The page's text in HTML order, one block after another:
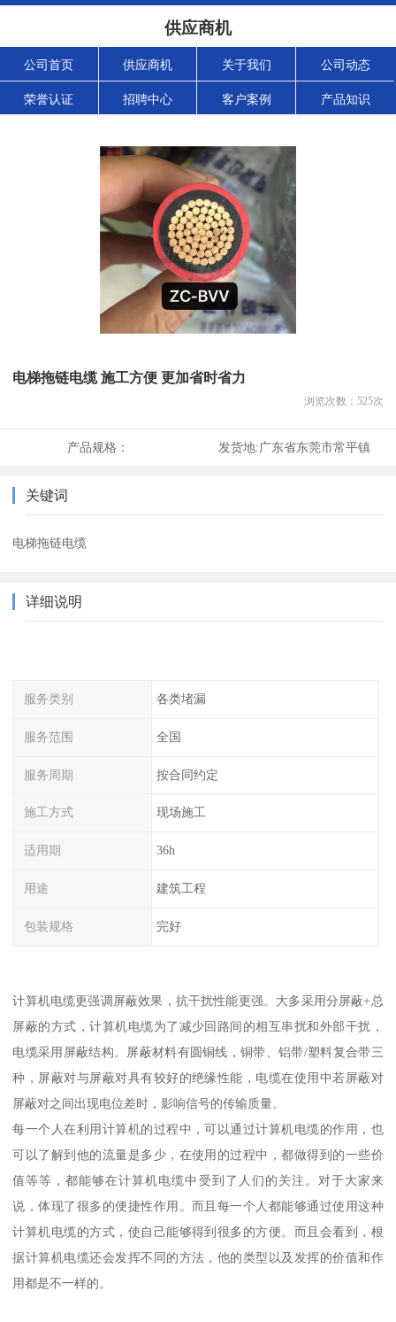
供应商机
公司首页 供应商机 关于我们 公司动态
荣誉认证 招聘中心 客户案例 产品知识
电梯拖链电缆 施工方便 更加省时省力
浏览次数： 525次
产品规格： 发货地:广东省东莞市常平镇
关键词
电梯拖链电缆
详细说明
服务类别 各类堵漏
服务范围 全国
服务周期 按合同约定
施工方式 现场施工
适用期 36h
用途 建筑工程
包装规格 完好
计算机电缆更强调屏蔽效果，抗干扰性能更强。大多采用分屏蔽+总
屏蔽的方式，计算机电缆为了减少回路间的相互串扰和外部干扰，
电缆采用屏蔽结构。屏蔽材料有圆铜线，铜带、铝带/塑料复合带三
种，屏蔽对与屏蔽对具有较好的绝缘性能，电缆在使用中若屏蔽对
屏蔽对之间出现电位差时，影响信号的传输质量。
每一个人在利用计算机的过程中，可以通过计算机电缆的作用，也
可以了解到他的流量是多少，在使用的过程中，都做得到的一些价
值等等，都能够在计算机电缆中受到了人们的关注。对于大家来
说，体现了很多的便捷性作用。而且每一个人都能够通过使用这种
计算机电缆的方式，使自己能够得到很多的方便。而且会看到，根
据计算机电缆还会发挥不同的方法，他的类型以及发挥的价值和作
用都是不一样的。